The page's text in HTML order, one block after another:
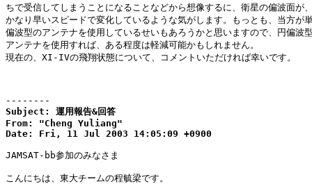
ちで受信してしまうことになることなどから想像するに、衛星の偏波面が
かなり早いスピードで変化しているような気がします。もっとも、当方が
偏波型のアンテナを使用しているせいもあろうかと思いますので、円偏波
アンテナを使用すれば、ある程度は軽減可能かもしれません。
現在の、XI-IVの飛翔状態について、コメントいただければ幸いです。
--------
Subject: 運用報告&回答
From: "Cheng Yuliang"
Date: Fri, 11 Jul 2003 14:05:09 +0900
JAMSAT-bb参加のみなさま
こんにちは、東大チームの程毓梁です。